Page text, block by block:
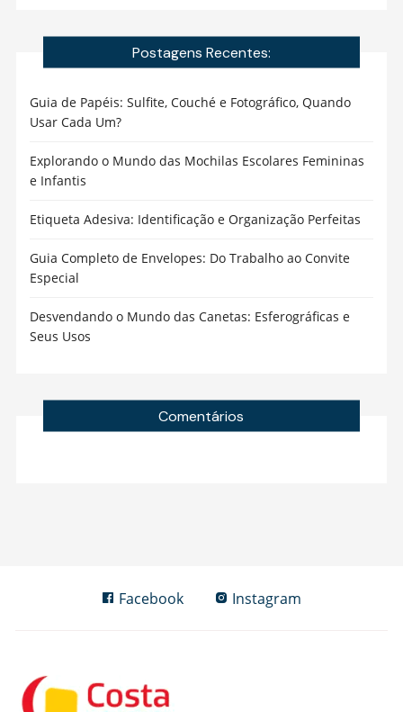
Postagens Recentes:
Guia de Papéis: Sulfite, Couché e Fotográfico, Quando
Usar Cada Um?
Explorando o Mundo das Mochilas Escolares Femininas
e Infantis
Etiqueta Adesiva: Identificação e Organização Perfeitas
Guia Completo de Envelopes: Do Trabalho ao Convite
Especial
Desvendando o Mundo das Canetas: Esferográficas e
Seus Usos
Comentários
Facebook Instagram